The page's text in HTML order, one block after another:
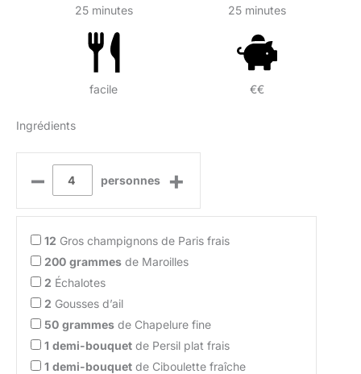
25 minutes 25 minutes
facile €€
Ingrédients
– personnes +
12 Gros champignons de Paris frais
200 grammes de Maroilles
2 Échalotes
2 Gousses d’ail
50 grammes de Chapelure fine
1 demi-bouquet de Persil plat frais
1 demi-bouquet de Ciboulette fraîche